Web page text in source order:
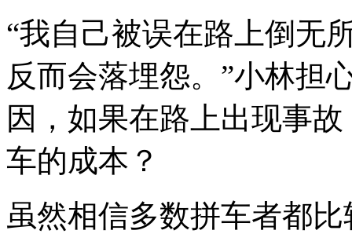
“我自己被误在路上倒无
反而会落埋怨。”小林担
因，如果在路上出现事
车的成本？
虽然相信多数拼车者都